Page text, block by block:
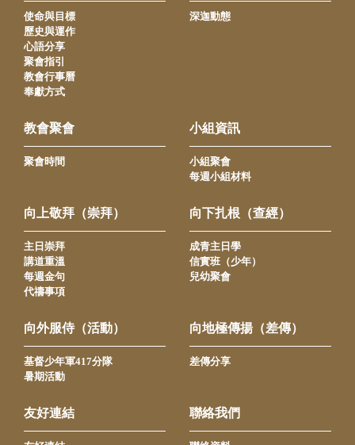
使命與目標
歷史與運作
心語分享
聚會指引
教會行事曆
奉獻方式
深迦動態
教會聚會
聚會時間
小組資訊
小組聚會
每週小組材料
向上敬拜（崇拜）
主日崇拜
講道重溫
每週金句
代禱事項
向下扎根（查經）
成青主日學
信實班（少年）
兒幼聚會
向外服侍（活動）
基督少年軍417分隊
暑期活動
向地極傳揚（差傳）
差傳分享
友好連結 聯絡我們